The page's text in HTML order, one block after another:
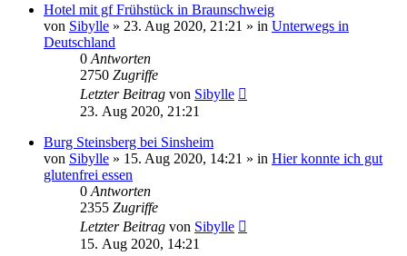
Hotel mit gf Frühstück in Braunschweig
von Sibylle » 23. Aug 2020, 21:21 » in Unterwegs in
Deutschland
0 Antworten
2750 Zugriffe
Letzter Beitrag von Sibylle
23. Aug 2020, 21:21
Burg Steinsberg bei Sinsheim
von Sibylle » 15. Aug 2020, 14:21 » in Hier konnte ich gut
glutenfrei essen
0 Antworten
2355 Zugriffe
Letzter Beitrag von Sibylle
15. Aug 2020, 14:21